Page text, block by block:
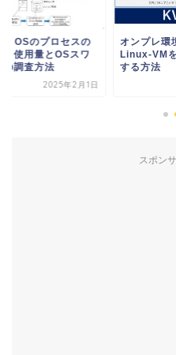
プレ環境で複数の
VMを簡単に作成
方法
2024年6月2日
Dell
スポン